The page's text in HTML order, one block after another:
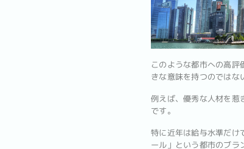
このような都市への高評
きな意味を持つのではな
例えば、優秀な人材を惹
です。
特に近年は給与水準だけ
ール」という都市のブラ